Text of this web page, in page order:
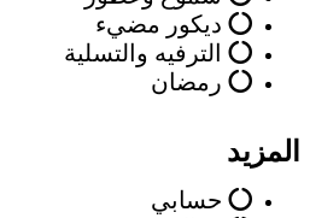
ديكور مضيء
الترفيه والتسلية
رمضان
المزيد
حسابي